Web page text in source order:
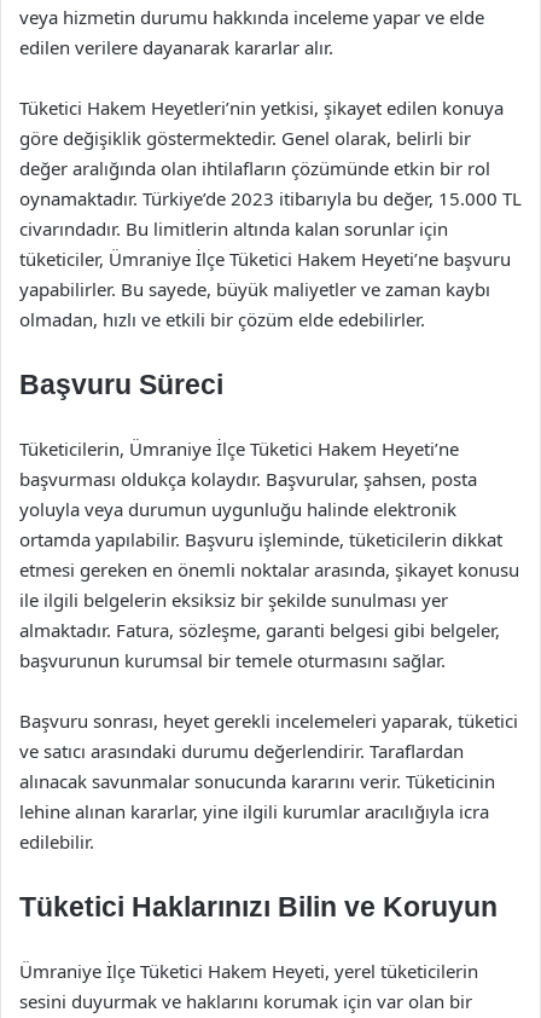
veya hizmetin durumu hakkında inceleme yapar ve elde
edilen verilere dayanarak kararlar alır.
Tüketici Hakem Heyetleri’nin yetkisi, şikayet edilen konuya
göre değişiklik göstermektedir. Genel olarak, belirli bir
değer aralığında olan ihtilafların çözümünde etkin bir rol
oynamaktadır. Türkiye’de 2023 itibarıyla bu değer, 15.000 TL
civarındadır. Bu limitlerin altında kalan sorunlar için
tüketiciler, Ümraniye İlçe Tüketici Hakem Heyeti’ne başvuru
yapabilirler. Bu sayede, büyük maliyetler ve zaman kaybı
olmadan, hızlı ve etkili bir çözüm elde edebilirler.
Başvuru Süreci
Tüketicilerin, Ümraniye İlçe Tüketici Hakem Heyeti’ne
başvurması oldukça kolaydır. Başvurular, şahsen, posta
yoluyla veya durumun uygunluğu halinde elektronik
ortamda yapılabilir. Başvuru işleminde, tüketicilerin dikkat
etmesi gereken en önemli noktalar arasında, şikayet konusu
ile ilgili belgelerin eksiksiz bir şekilde sunulması yer
almaktadır. Fatura, sözleşme, garanti belgesi gibi belgeler,
başvurunun kurumsal bir temele oturmasını sağlar.
Başvuru sonrası, heyet gerekli incelemeleri yaparak, tüketici
ve satıcı arasındaki durumu değerlendirir. Taraflardan
alınacak savunmalar sonucunda kararını verir. Tüketicinin
lehine alınan kararlar, yine ilgili kurumlar aracılığıyla icra
edilebilir.
Tüketici Haklarınızı Bilin ve Koruyun
Ümraniye İlçe Tüketici Hakem Heyeti, yerel tüketicilerin
sesini duyurmak ve haklarını korumak için var olan bir